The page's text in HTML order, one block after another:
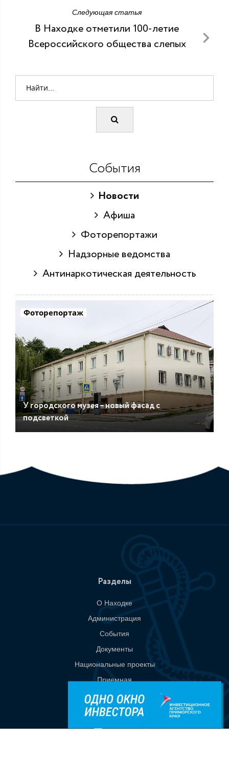
Следующая статья
В Находке отметили 100-летие
Всероссийского общества слепых
События
Новости
Афиша
Фоторепортажи
Надзорные ведомства
Антинаркотическая деятельность
Фоторепортаж
У городского музея – новый фасад с
подсветкой
Разделы
О Находке
Администрация
События
Документы
Национальные проекты
Приемная
Контакты